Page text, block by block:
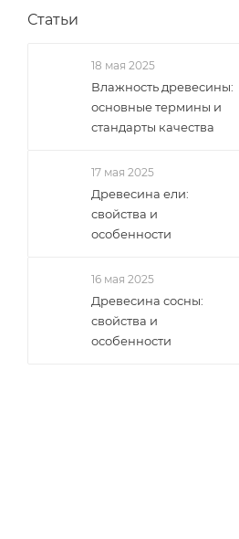
Статьи
18 мая 2025
Влажность древесины:
основные термины и
стандарты качества
17 мая 2025
Древесина ели:
свойства и
особенности
16 мая 2025
Древесина сосны:
свойства и
особенности